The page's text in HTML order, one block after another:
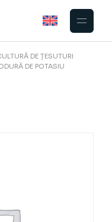
DE ȚESUTURI
DE POTASIU